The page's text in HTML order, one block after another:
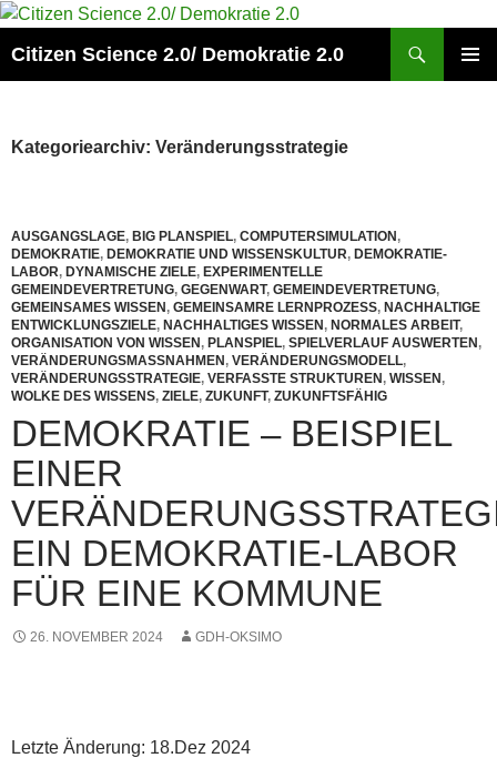
Zum
springen
Citizen Science 2.0/ Demokratie 2.0
Kategoriearchiv: Veränderungsstrategie
AUSGANGSLAGE, BIG PLANSPIEL, COMPUTERSIMULATION,
DEMOKRATIE, DEMOKRATIE UND WISSENSKULTUR, DEMOKRATIE-
LABOR, DYNAMISCHE ZIELE, EXPERIMENTELLE
GEMEINDEVERTRETUNG, GEGENWART, GEMEINDEVERTRETUNG,
GEMEINSAMES WISSEN, GEMEINSAMRE LERNPROZESS, NACHHALTIGE
ENTWICKLUNGSZIELE, NACHHALTIGES WISSEN, NORMALES ARBEIT,
ORGANISATION VON WISSEN, PLANSPIEL, SPIELVERLAUF AUSWERTEN,
VERÄNDERUNGSMASSNAHMEN
, VERÄNDERUNGSMODELL,
VERÄNDERUNGSSTRATEGIE, VERFASSTE STRUKTUREN, WISSEN,
WOLKE DES WISSENS, ZIELE, ZUKUNFT, ZUKUNFTSFÄHIG
DEMOKRATIE – BEISPIEL
EINER
EIN DEMOKRATIE-LABOR
FÜR EINE KOMMUNE
26. NOVEMBER 2024 GDH-OKSIMO
Letzte Änderung: 18.Dez 2024